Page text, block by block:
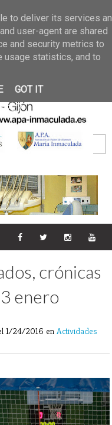
DE FOTOS
GALERIA
20 may
28 abr
25 Y
crónicas
enero
1/24/2016 en Actividades
to deliver its services
user-agent are shared
and security metrics to
usage statistics, and to
GOT IT